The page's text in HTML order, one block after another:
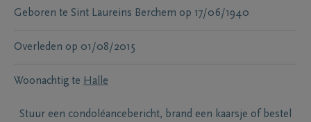
Geboren te Sint Laureins Berchem op 17/06/1940
Overleden op 01/08/2015
Woonachtig te Halle
Stuur een condoléancebericht, brand een kaarsje of bestel